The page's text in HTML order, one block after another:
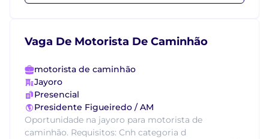
Vaga De Motorista De Caminhão
motorista de caminhão
Jayoro
Presencial
Presidente Figueiredo / AM
Oportunidade na jayoro para motorista de
caminhão. Requisitos: Cnh categoria d